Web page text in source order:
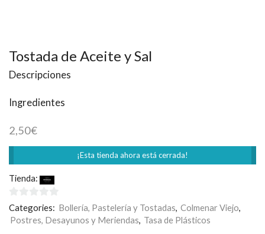
Tostada de Aceite y Sal
Descripciones
Ingredientes
2,50€
¡Esta tienda ahora está cerrada!
Tienda:
0
de
Categories: Bollería, Pastelería y Tostadas Colmenar Viejo
Postres, Desayunos y Meriendas Tasa de Plásticos